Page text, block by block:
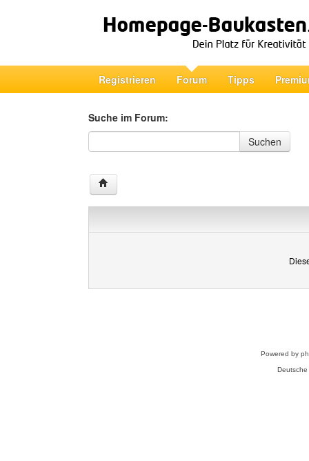
Registrieren Forum Tipps
Suche im Forum:
Suche im Forum
Suchen
Powered by